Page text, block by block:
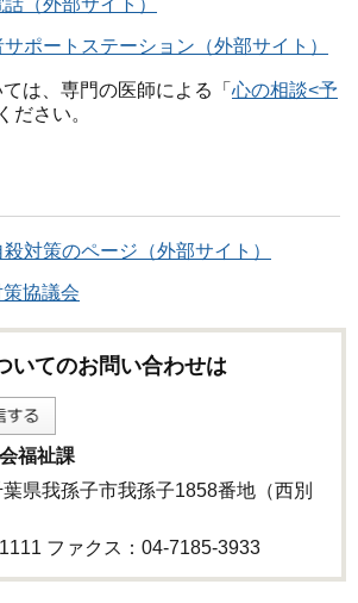
（外部サイト）
ポートステーション（外部サイト）
は、専門の医師による「 心の相談<予
ださい。
対策のページ（外部サイト）
協議会
いてのお問い合わせは
福祉課
県我孫子市我孫子1858番地（西別
ファクス：04-7185-3933